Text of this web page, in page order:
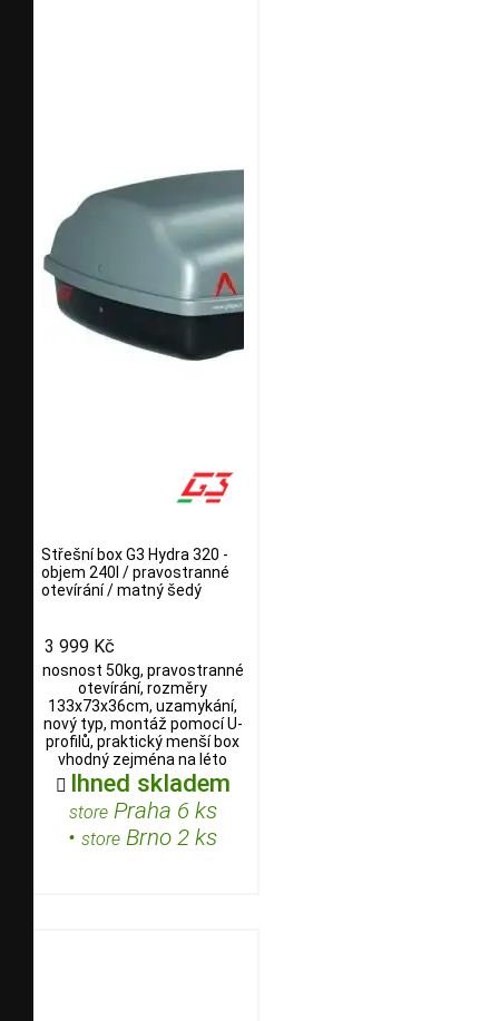
Střešní box G3 Hydra 320 -
objem 240l / pravostranné
otevírání / matný šedý
3 999 Kč
nosnost 50kg, pravostranné
otevírání, rozměry
133x73x36cm, uzamykání,
nový typ, montáž pomocí U-
profilů, praktický menší box
vhodný zejména na léto
 Ihned skladem
storePraha 6 ks
• store Brno 2 ks